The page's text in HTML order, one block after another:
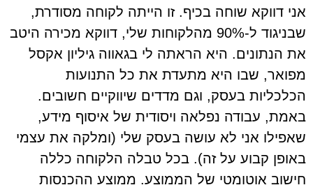
אני דווקא שוחה בכיף. זו הייתה לקוחה מסודרת,
שבניגוד ל-90% מהלקוחות שלי, דווקא מכירה היטב
את הנתונים. היא הראתה לי בגאווה גיליון אקסל
מפואר, שבו היא מתעדת את כל התנועות
הכלכליות בעסק, וגם מדדים שיווקיים חשובים.
באמת, עבודה נפלאה ויסודית של איסוף מידע,
שאפילו אני לא עושה בעסק שלי (ומלקה את עצמי
באופן קבוע על זה). בכל טבלה הלקוחה כללה
חישוב אוטומטי של הממוצע. ממוצע ההכנסות